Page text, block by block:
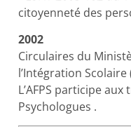
citoyenneté des
2002
Circulaires du
l’Intégration Scolaire
L’AFPS participe
Psychologues .